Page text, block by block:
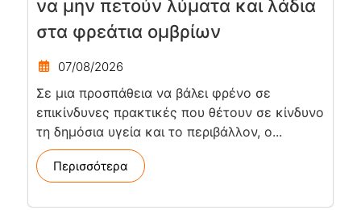
να μην πετούν λύματα και λάδια
στα φρεάτια ομβρίων
07/08/2026
Σε μια προσπάθεια να βάλει φρένο σε
επικίνδυνες πρακτικές που θέτουν σε κίνδυνο
τη δημόσια υγεία και το περιβάλλον, ο...
Περισσότερα